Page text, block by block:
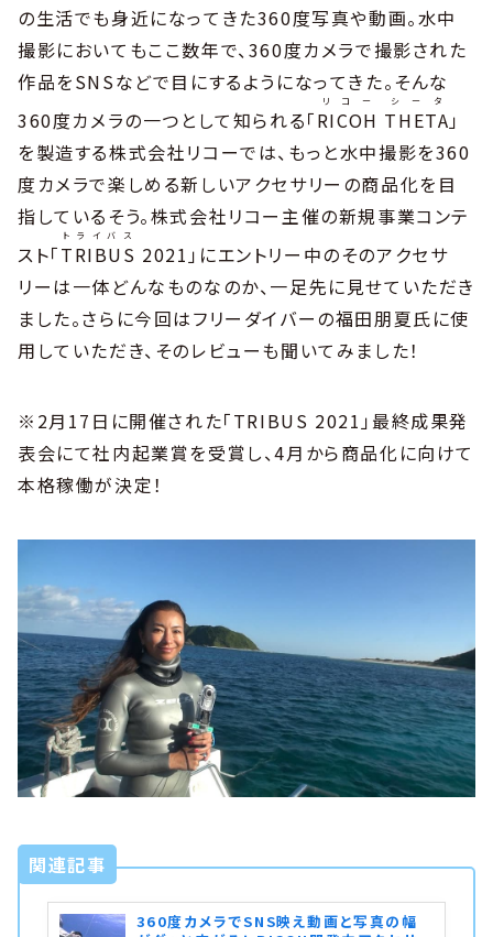
の生活でも身近になってきた360度写真や動画。水中
撮影においてもここ数年で、360度カメラで撮影された
作品をSNSなどで目にするようになってきた。そんな
360度カメラの一つとして知られる「RICOH
リコー
THETA
シータ
」
を製造する株式会社リコーでは、もっと水中撮影を360
度カメラで楽しめる新しいアクセサリーの商品化を目
指しているそう。株式会社リコー主催の新規事業コンテ
スト「TRIBUS
トライバス
2021」にエントリー中のそのアクセサ
リーは一体どんなものなのか、一足先に見せていただき
ました。さらに今回はフリーダイバーの福田朋夏氏に使
用していただき、そのレビューも聞いてみました！
※2月17日に開催された「TRIBUS 2021」最終成果発
表会にて社内起業賞を受賞し、4月から商品化に向けて
本格稼働が決定！
関連記事
360度カメラでSNS映え動画と写真の幅